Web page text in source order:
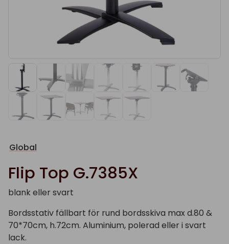
Global
Flip Top G.7385X
blank eller svart
Bordsstativ fällbart för rund bordsskiva max d.80 &
70*70cm, h.72cm. Aluminium, polerad eller i svart
lack.